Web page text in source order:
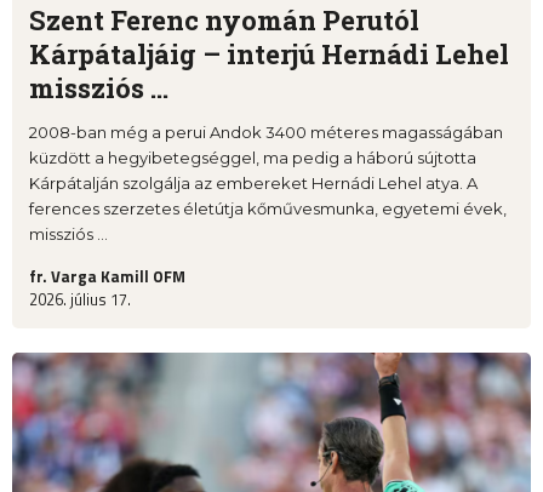
Szent Ferenc nyomán Perutól
Kárpátaljáig – interjú Hernádi Lehel
missziós ...
2008-ban még a perui Andok 3400 méteres magasságában
küzdött a hegyibetegséggel, ma pedig a háború sújtotta
Kárpátalján szolgálja az embereket Hernádi Lehel atya. A
ferences szerzetes életútja kőművesmunka, egyetemi évek,
missziós ...
fr. Varga Kamill OFM
2026. július 17.